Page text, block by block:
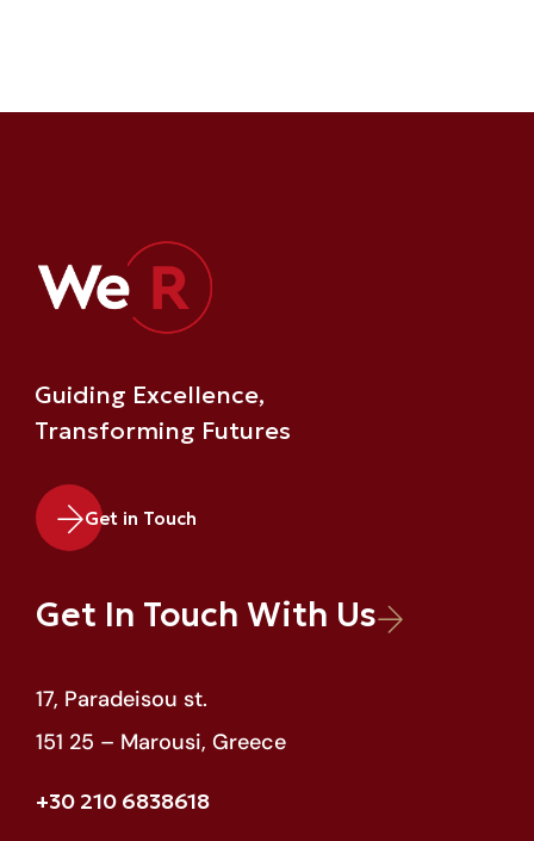
Guiding Excellence,
Transforming Futures
Get in Touch
Get In Touch With Us
17, Paradeisou st.
151 25 – Marousi, Greece
+30 210 6838618